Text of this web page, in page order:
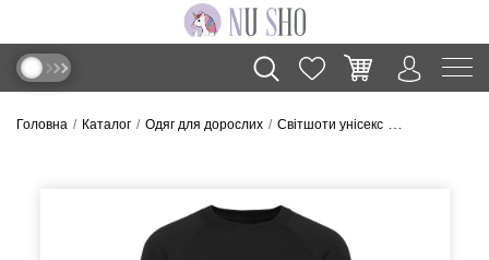
Головна Каталог Одяг для дорослих Світшоти унісекс Cвітшот